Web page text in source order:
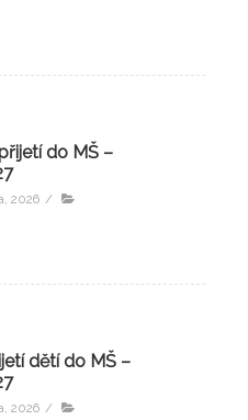
do MŠ –
2026 /
dětí do MŠ –
2026 /